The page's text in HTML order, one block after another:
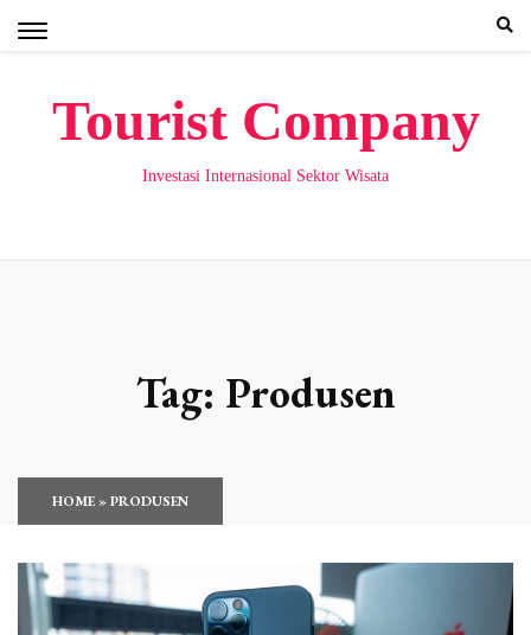
Tourist Company
Investasi Internasional Sektor Wisata
Tag: Produsen
HOME»PRODUSEN